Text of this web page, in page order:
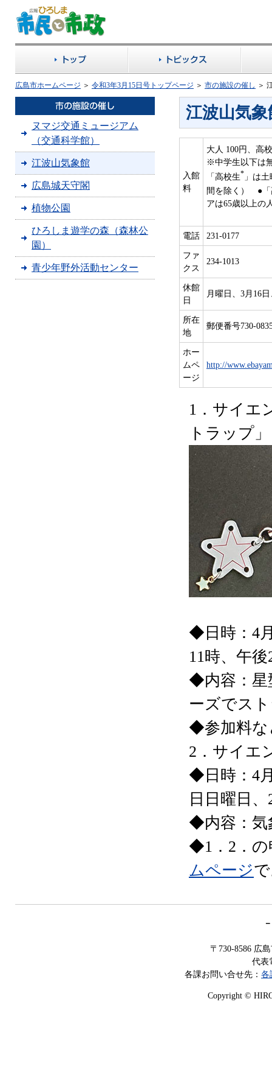
広島市ホームページ ＞ 令和3年3月15日号トップページ ＞ 市の施設の催し ＞
江波山気象
入館
料
大人 100円、高
※中学生以下は
「高校生* 」は
間を除く） ●「
アは65歳以上
電話 231-0177
ファ
クス
234-1013
休館
日
月曜日、3月16
所在
地
郵便番号730-
ホー
ムペ
ージ
http://
1．サイエ
トラップ」
◆日時：4
11時、午
◆内容：星
ーズでス
◆参加料な
2．サイエ
◆日時：4
日日曜日
◆内容：気
◆1．2．の
ムページ
ヌマジ交通ミュージアム
（交通科学館）
江波山気象館
広島城天守閣
植物公園
ひろしま遊学の森（森林公
園）
青少年野外活動センター
〒730-8586 広
代表
各課お問い合せ先： 各
Copyright ©